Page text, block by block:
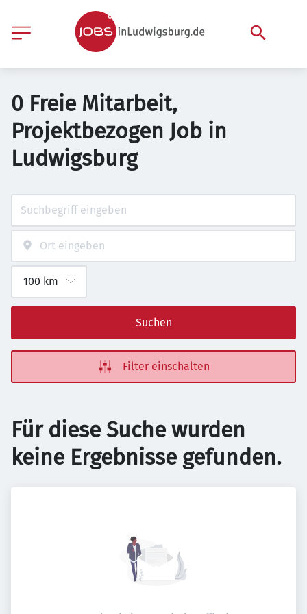
0 Freie Mitarbeit,
Projektbezogen Job in
Ludwigsburg
Suchen
Filter einschalten
Für diese Suche wurden
keine Ergebnisse gefunden.